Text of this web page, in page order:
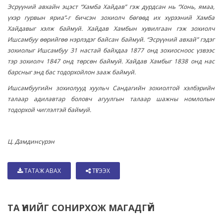
Эсрүүний авхайн эцэст “Хамба Хайдав” гэж дурдсан нь “Хонь, ямаа,
үхэр гурвын яриа”˗г бичсэн зохиолч бөгөөд их хүрээний Хамба
Хайдавыг хэлж баймуй. Хайдав Хамбын хувилгаан гэж зохиолч
Ишсамбуу өөрийгөө нэрлэдэг байсан баймуй. “Эсрүүний авхай” гэдэг
зохиолыг Ишсамбуу 31 настай байхдаа 1877 онд зохиосноос үзвээс
тэр зохиолч 1847 онд төрсөн баймуй. Хайдав Хамбыг 1838 онд нас
барсныг энд бас тодорхойлон зааж баймуй.
Ишсамбуугийн зохиолууд хуульч Сандагийн зохиолтой хэлбэрийн
талаар адилавтар боловч агуулгын талаар шажны номлолын
тодорхой чиглэлтэй баймуй.
Ц. Дамдинсүрэн
ТАТАЖ АВАХ ТҮГЭЭХ
ТА ҮҮНИЙГ СОНИРХОЖ МАГАДГҮЙ